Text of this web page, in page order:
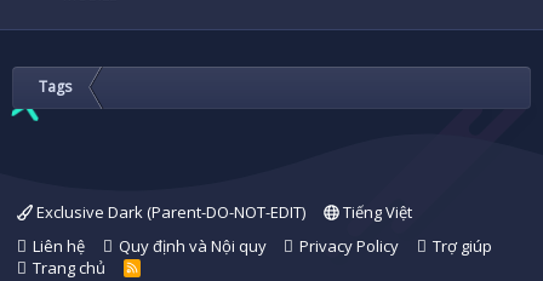
Tags
Exclusive Dark (Parent-DO-NOT-EDIT)
Tiếng Việt
Liên hệ
Quy định và Nội quy Privacy Policy
Trợ giúp
Trang chủ
R